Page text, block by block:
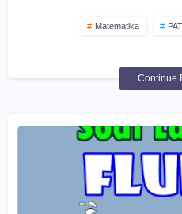
Matematika
Continue